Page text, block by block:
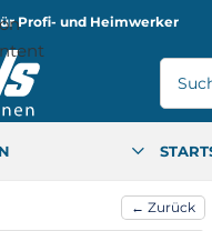
Profi- und Heimwerker
← Zurück